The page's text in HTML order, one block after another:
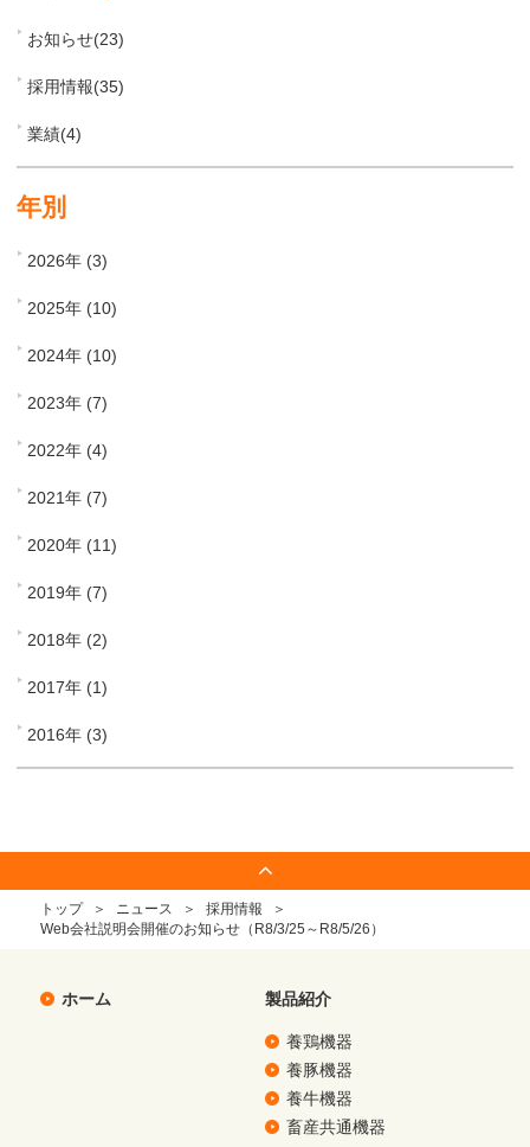
お知らせ(23)
採用情報(35)
業績(4)
年別
2026年 (3)
2025年 (10)
2024年 (10)
2023年 (7)
2022年 (4)
2021年 (7)
2020年 (11)
2019年 (7)
2018年 (2)
2017年 (1)
2016年 (3)
トップ ニュース
採用情報
Web会社説明会開催のお知らせ（R8/3/25～R8/5/26）
ホーム 製品紹介
養鶏機器
養豚機器
養牛機器
畜産共通機器